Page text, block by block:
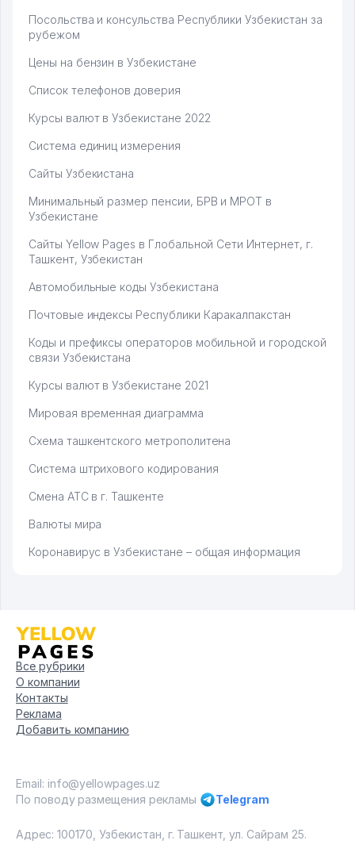
Посольства и консульства Республики Узбекистан за
рубежом
Цены на бензин в Узбекистане
Список телефонов доверия
Курсы валют в Узбекистане 2022
Система единиц измерения
Сайты Узбекистана
Минимальный размер пенсии, БРВ и МРОТ в
Узбекистане
Сайты Yellow Pages в Глобальной Сети Интернет, г.
Ташкент, Узбекистан
Автомобильные коды Узбекистана
Почтовые индексы Республики Каракалпакстан
Коды и префиксы операторов мобильной и городской
связи Узбекистана
Курсы валют в Узбекистане 2021
Мировая временная диаграмма
Схема ташкентского метрополитена
Система штрихового кодирования
Смена АТС в г. Ташкенте
Валюты мира
Коронавирус в Узбекистане – общая информация
Все рубрики
О компании
Контакты
Реклама
Добавить компанию
Email: info@yellowpages.uz
По поводу размещения рекламы
Telegram
Адрес: 100170, Узбекистан, г. Ташкент, ул. Сайрам 25.